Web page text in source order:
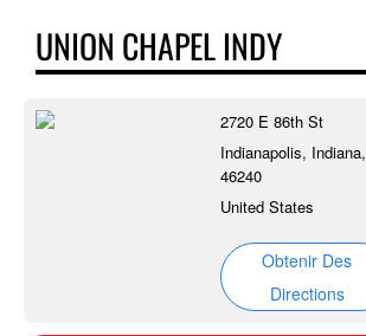
UNION CHAPEL INDY
2720 E 86th St
Indianapolis, Indiana,
46240
United States
Obtenir Des
Directions